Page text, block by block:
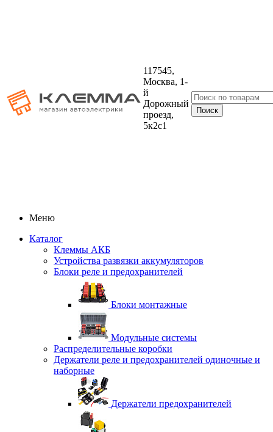
117545,
Москва, 1-
й
Дорожный
проезд,
5к2с1
Меню
Каталог
Клеммы АКБ
Устройства развязки аккумуляторов
Блоки реле и предохранителей
Блоки монтажные
Модульные системы
Распределительные коробки
Держатели реле и предохранителей одиночные и
наборные
Держатели предохранителей